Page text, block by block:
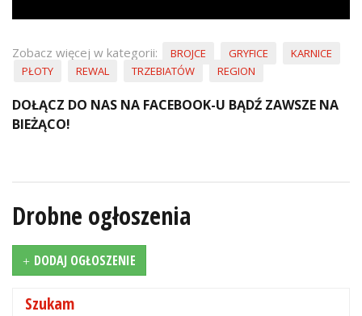
Zobacz więcej w kategorii: BROJCE GRYFICE
KARNICE
PŁOTY
REWAL TRZEBIATÓW REGION
DOŁĄCZ DO NAS NA FACEBOOK-U BĄDŹ ZAWSZE NA
BIEŻĄCO!
Drobne ogłoszenia
DODAJ OGŁOSZENIE
Szukam